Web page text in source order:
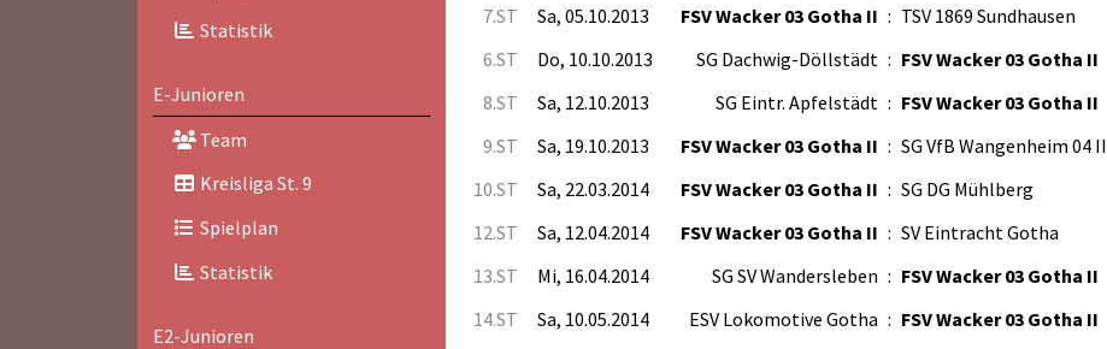
Statistik
E-Junioren
Team
Kreisliga St. 9
Spielplan
Statistik
E2-Junioren
7.ST
Sa, 05.10.2013 FSV Wacker 03 Gotha II : TSV 1869 Sundhausen
6.ST
Do, 10.10.2013 SG Dachwig-Döllstädt : FSV Wacker 03 Gotha II
8.ST
Sa, 12.10.2013 SG Eintr. Apfelstädt : FSV Wacker 03 Gotha II
9.ST
Sa, 19.10.2013 FSV Wacker 03 Gotha II : SG VfB Wangenheim 04 II
10.ST
Sa, 22.03.2014 FSV Wacker 03 Gotha II : SG DG Mühlberg
12.ST
Sa, 12.04.2014 FSV Wacker 03 Gotha II : SV Eintracht Gotha
13.ST
Mi, 16.04.2014 SG SV Wandersleben : FSV Wacker 03 Gotha II
14.ST
Sa, 10.05.2014 ESV Lokomotive Gotha : FSV Wacker 03 Gotha II